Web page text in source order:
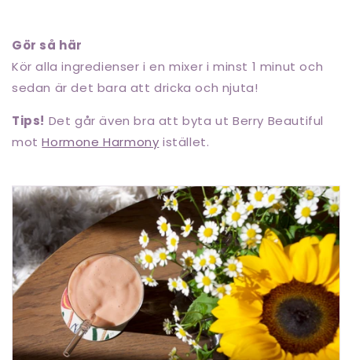
Gör så här
Kör alla ingredienser i en mixer i minst 1 minut och
sedan är det bara att dricka och njuta!
Tips! Det går även bra att byta ut Berry Beautiful
motHormone Harmony istället.